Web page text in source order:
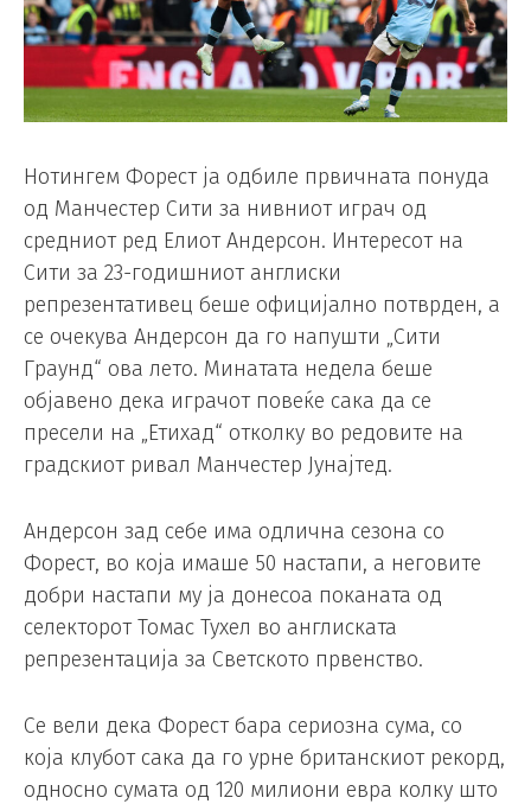
Нотингем Форест ја одбиле првичната понуда
од Манчестер Сити за нивниот играч од
средниот ред Елиот Андерсон. Интересот на
Сити за 23-годишниот англиски
репрезентативец беше официјално потврден, а
се очекува Андерсон да го напушти „Сити
Граунд“ ова лето. Минатата недела беше
објавено дека играчот повеќе сака да се
пресели на „Етихад“ отколку во редовите на
градскиот ривал Манчестер Јунајтед.
Андерсон зад себе има одлична сезона со
Форест, во која имаше 50 настапи, а неговите
добри настапи му ја донесоа поканата од
селекторот Томас Тухел во англиската
репрезентација за Светското првенство.
Се вели дека Форест бара сериозна сума, со
која клубот сака да го урне британскиот рекорд,
односно сумата од 120 милиони евра колку што